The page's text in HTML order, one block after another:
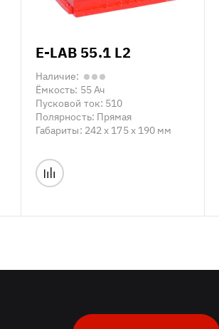
E-LAB 55.1 L2
Наличие:
Ёмкость: 55 Ач
Пусковой ток: 510
Полярность: Прямая
Габариты: 242 x 175 x 190 мм